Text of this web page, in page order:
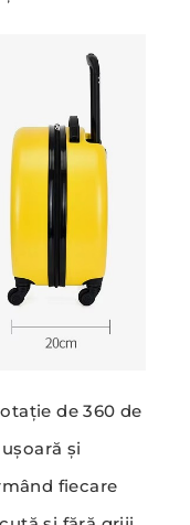
de 360 de
și
fiecare